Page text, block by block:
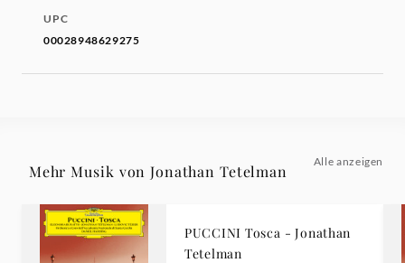
UPC
00028948629275
Mehr Musik von Jonathan Tetelman
Alle anzeigen
PUCCINI Tosca - Jonathan
Tetelman